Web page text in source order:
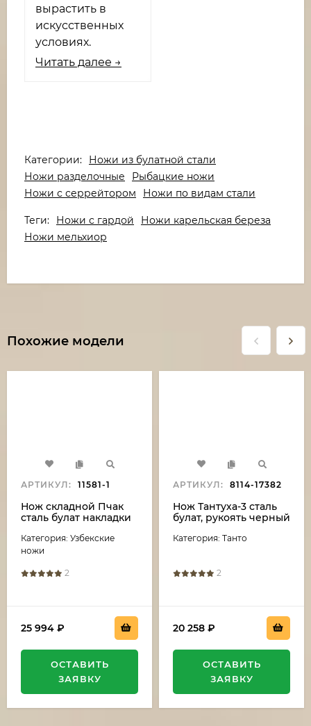
вырастить в
искусственных
условиях.
Читать далее →
Категории:
Ножи из булатной стали
Ножи разделочные
Рыбацкие ножи
Ножи с серрейтором
Ножи по видам стали
Теги: Ножи с гардой
Ножи карельская береза
Ножи мельхиор
Похожие модели
АРТИКУЛ: 11581-1
Нож складной Пчак
сталь булат накладки
Категория: Узбекские
ножи
2
25 994 ₽
ОСТАВИТЬ
ЗАЯВКУ
АРТИКУЛ: 8114-17382
Нож Тантуха-3 сталь
булат, рукоять черный
береза
Категория: Танто
2
20 258 ₽
ОСТАВИТЬ
ЗАЯВКУ